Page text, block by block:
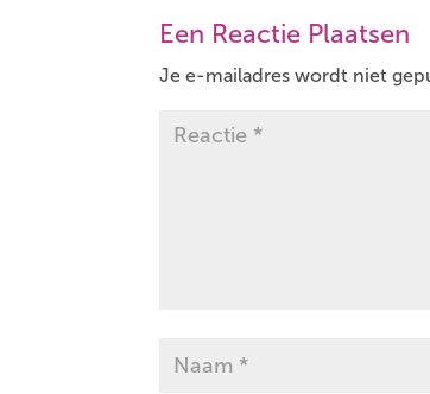
Een Reactie Plaatsen
Je e-mailadres wordt niet